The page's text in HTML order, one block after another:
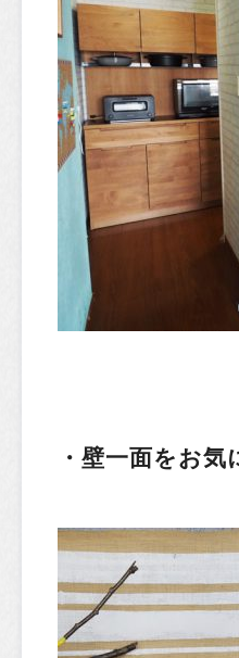
・壁一面をお